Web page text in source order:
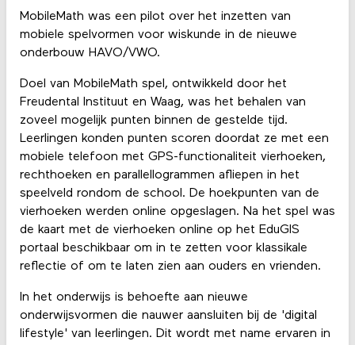
MobileMath was een pilot over het inzetten van
mobiele spelvormen voor wiskunde in de nieuwe
onderbouw HAVO/VWO.
Doel van MobileMath spel, ontwikkeld door het
Freudental Instituut en Waag, was het behalen van
zoveel mogelijk punten binnen de gestelde tijd.
Leerlingen konden punten scoren doordat ze met een
mobiele telefoon met GPS-functionaliteit vierhoeken,
rechthoeken en parallellogrammen afliepen in het
speelveld rondom de school. De hoekpunten van de
vierhoeken werden online opgeslagen. Na het spel was
de kaart met de vierhoeken online op het EduGIS
portaal beschikbaar om in te zetten voor klassikale
reflectie of om te laten zien aan ouders en vrienden.
In het onderwijs is behoefte aan nieuwe
onderwijsvormen die nauwer aansluiten bij de 'digital
lifestyle' van leerlingen. Dit wordt met name ervaren in